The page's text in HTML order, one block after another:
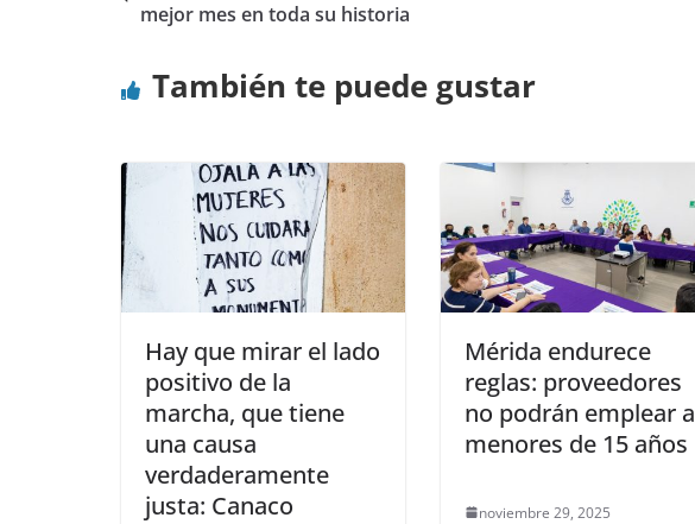
mejor mes en toda su historia
También te puede gustar
Hay que mirar el lado
positivo de la
marcha, que tiene
una causa
verdaderamente
justa: Canaco
Mérida endurece
reglas: proveedores
no podrán emplear a
menores de 15 años
noviembre 29, 2025